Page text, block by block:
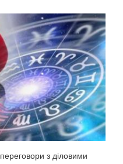
з діловими